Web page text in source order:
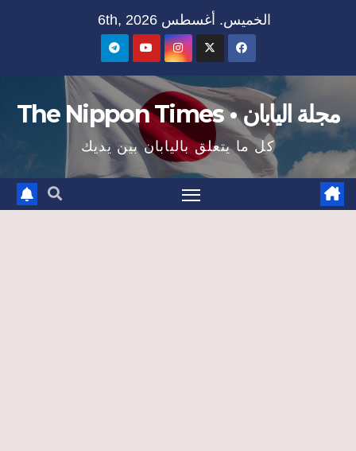
الخميس. أغسطس 6th, 2026
مجلة اليابان • The Nippon Times
كل ما يتعلق باليابان بين يديك